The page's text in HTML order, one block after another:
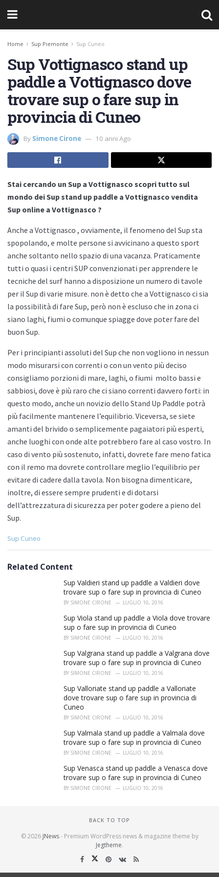
Home Sup Piemonte Sup Cuneo
Sup Vottignasco stand up
paddle a Vottignasco dove
trovare sup o fare sup in
provincia di Cuneo
By Simone Cirone 10 anni Ago
Stai cercando un Sup a Vottignasco scopri tutto sul
mondo dei Sup stand up paddle a Vottignasco vendita
Sup online a Vottignasco ?
Anche a Vottignasco , ovviamente, il fenomeno del Sup sta
spopolando, e molte persone si avvicinano a questo sport
anche soltanto nello spazio di una vacanza. Praticamente
tutti o quasi i centri SUP convenzionati per apprendere le
tecniche del surf hanno a disposizione un numero di tavole
per il Sup di varie misure. non è detto che a Vottignasco ci sia
la possibilità di fare Sup, però non è escluso che in zona ci
siano laghi, fiumi o comunque spiagge dove poter fare del
buon Sup.
Per i principianti assoluti del Sup che non vogliono in nessun
modo misurarsi con correnti o con un vento più deciso
consigliamo porzioni di mare, laghi, o fiumi molto bassi e
sabbiosi, dove è più raro che ci siano correnti davvero forti: in
questo modo, anche un novizio dello Stand Up Paddle potrà
più facilmente mantenere l’equilibrio. Viceversa, se siete
amanti del brivido o semplicemente pagaiatori più esperti,
anche luoghi con onde alte potrebbero fare al caso vostro. In
caso di vento più sostenuto, infatti, dovrete fare meno fatica
con il remo ma dovrete controllare meglio l’equilibrio per
evitare di cadere dalla tavola. Non bisogna dimenticare,
inoltre, di essere sempre prudenti e di dotarsi
dell’attrezzatura di sicurezza per poter godere a pieno del
Sup.
C
e
Sup Cuneo
Related Content
Sup Valdieri stand up paddle a Valdieri dove
trovare sup o fare sup in provincia di Cuneo
BY SIMONE CIRONE LUGLIO 10, 2016
Sup Viola stand up paddle a Viola dove trovare
sup o fare sup in provincia di Cuneo
BY SIMONE CIRONE LUGLIO 10, 2016
Sup Valgrana stand up paddle a Valgrana dove
trovare sup o fare sup in provincia di Cuneo
BY SIMONE CIRONE LUGLIO 10, 2016
Sup Valloriate stand up paddle a Valloriate
dove trovare sup o fare sup in provincia di
Cuneo
BY SIMONE CIRONE LUGLIO 10, 2016
Sup Valmala stand up paddle a Valmala dove
trovare sup o fare sup in provincia di Cuneo
BY SIMONE CIRONE LUGLIO 10, 2016
Sup Venasca stand up paddle a Venasca dove
trovare sup o fare sup in provincia di Cuneo
BY SIMONE CIRONE LUGLIO 10, 2016
BACK TO TOP
© 2026 JNews- Premium WordPress news & magazine theme by
Jegtheme.